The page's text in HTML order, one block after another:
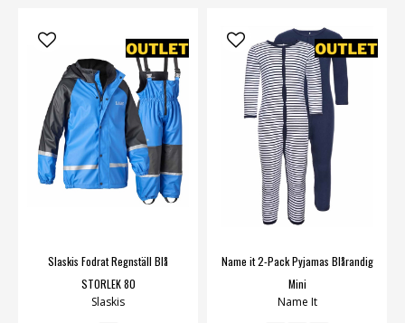
Slaskis Fodrat Regnställ Blå
STORLEK 80
Slaskis
Name it 2-Pack Pyjamas Blårandig
Mini
Name It